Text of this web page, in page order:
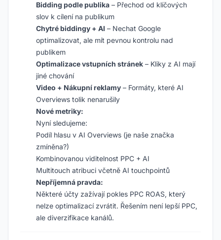
Bidding podle publika – Přechod od klíčových
slov k cílení na publikum
Chytré biddingy + AI – Nechat Google
optimalizovat, ale mít pevnou kontrolu nad
publikem
Optimalizace vstupních stránek – Kliky z AI mají
jiné chování
Video + Nákupní reklamy – Formáty, které AI
Overviews tolik nenarušily
Nové metriky:
Nyní sledujeme:
Podíl hlasu v AI Overviews (je naše značka
zmíněna?)
Kombinovanou viditelnost PPC + AI
Multitouch atribuci včetně AI touchpointů
Nepříjemná pravda:
Některé účty zažívají pokles PPC ROAS, který
nelze optimalizací zvrátit. Řešením není lepší PPC,
ale diverzifikace kanálů.